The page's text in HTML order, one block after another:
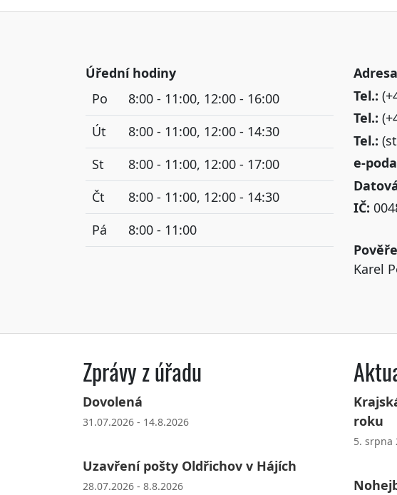
Úřední hodiny
Po
8:00 - 11:00, 12:00 - 16:00
Út
8:00 - 11:00, 12:00 - 14:30
St
8:00 - 11:00, 12:00 - 17:00
Čt
8:00 - 11:00, 12:00 - 14:30
Pá
8:00 - 11:00
Tel.:
Tel.:
Tel.:
e-
IČ:
Karel
Zprávy z úřadu
Dovolená
31.07.2026 - 14.8.2026
Uzavření pošty Oldřichov v Hájích
28.07.2026 - 8.8.2026
roku
5. srpna